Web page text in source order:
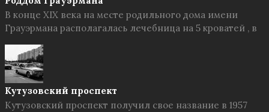
В конце XIX века на месте родильного дома имени
Грауэрмана располагалась лечебница на 5 кроватей , в
Кутузовский проспект
Кутузовский проспект получил свое название в 1957